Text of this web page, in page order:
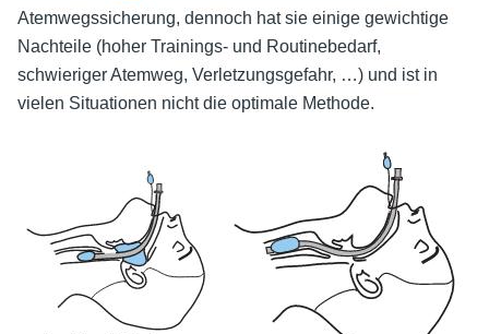
Atemwegssicherung, dennoch hat sie einige gewichtige
Nachteile (hoher Trainings- und Routinebedarf,
schwieriger Atemweg, Verletzungsgefahr, …) und ist in
vielen Situationen nicht die optimale Methode.